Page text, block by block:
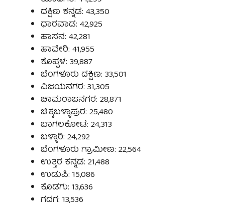
ದಕ್ಷಿಣ ಕನ್ನಡ: 43,350
ಧಾರವಾಡ: 42,925
ಹಾಸನ: 42,281
ಹಾವೇರಿ: 41,955
ಕೊಪ್ಪಳ: 39,887
ಬೆಂಗಳೂರು ದಕ್ಷಿಣ: 33,501
ವಿಜಯನಗರ: 31,305
ಚಾಮರಾಜನಗರ: 28,871
ಚಿಕ್ಕಬಳ್ಳಾಪುರ: 25,480
ಬಾಗಲಕೋಟೆ: 24,313
ಬಳ್ಳಾರಿ: 24,292
ಬೆಂಗಳೂರು ಗ್ರಾಮೀಣ: 22,564
ಉತ್ತರ ಕನ್ನಡ: 21,488
ಉಡುಪಿ: 15,086
ಕೊಡಗು: 13,636
ಗದಗ: 13,536